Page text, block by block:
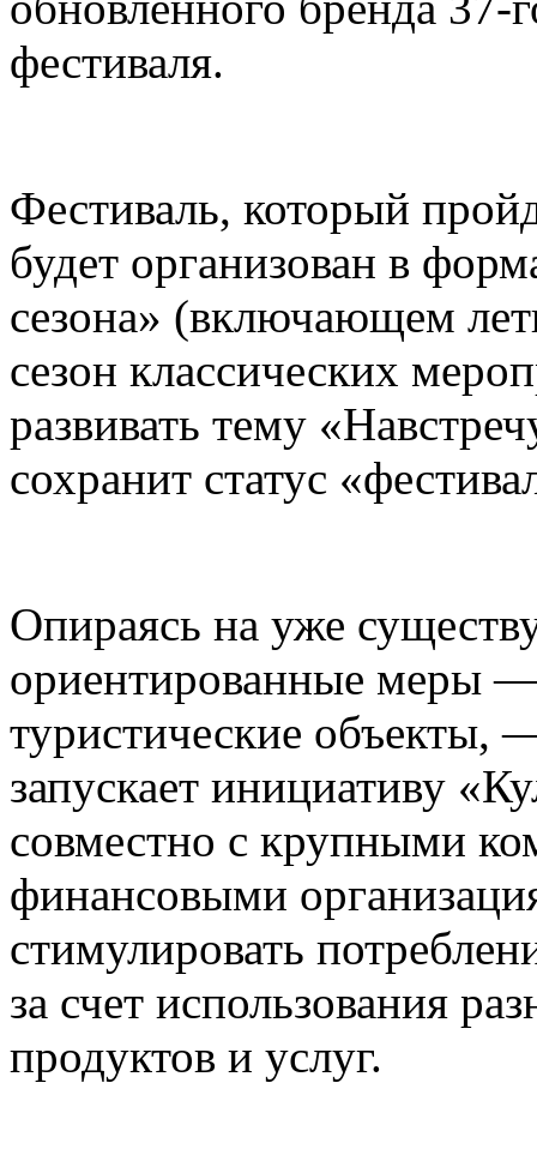
фестиваля.
Фестиваль, который
будет организован в
сезона» (включающем
сезон классических
развивать тему
сохранит статус
Опираясь на уже
ориентированные меры
туристические объекты,
запускает инициативу
совместно с крупными
финансовыми
стимулировать
за счет использования
продуктов и услуг.